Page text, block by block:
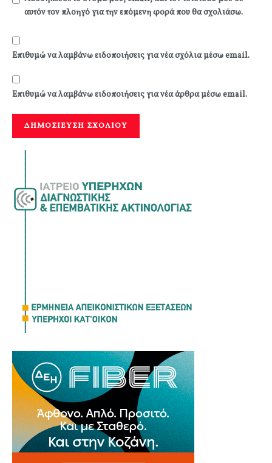
αυτόν τον πλοηγό για την επόμενη φορά που θα σχολιάσω.
Επιθυμώ να λαμβάνω ειδοποιήσεις για νέα σχόλια μέσω email.
Επιθυμώ να λαμβάνω ειδοποιήσεις για νέα άρθρα μέσω email.